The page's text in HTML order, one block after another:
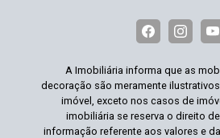
A Imobiliária informa que as
decoração são meramente
imóvel, exceto nos casos de
imobiliária se reserva o direito
informação referente aos valores e